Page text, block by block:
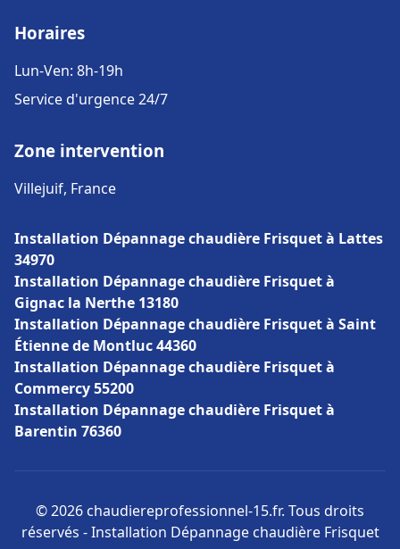
Horaires
Lun-Ven: 8h-19h
Service d'urgence 24/7
Zone intervention
Villejuif, France
Installation Dépannage chaudière Frisquet à Lattes
34970
Installation Dépannage chaudière Frisquet à
Gignac la Nerthe 13180
Installation Dépannage chaudière Frisquet à Saint
Étienne de Montluc 44360
Installation Dépannage chaudière Frisquet à
Commercy 55200
Installation Dépannage chaudière Frisquet à
Barentin 76360
© 2026 chaudiereprofessionnel-15.fr. Tous droits
réservés - Installation Dépannage chaudière Frisquet